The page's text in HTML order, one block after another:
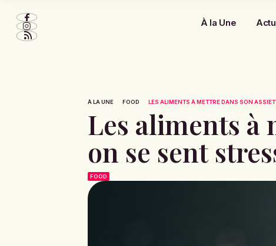
À la Une
À LA UNE FOOD LES ALIMENTS À METTRE DANS SON
Les aliments à
on se sent
FOOD